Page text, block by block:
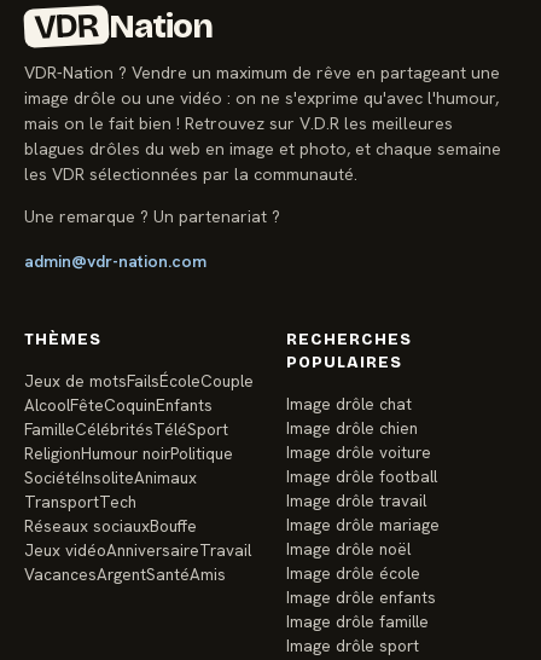
VDR Nation
VDR-Nation ? Vendre un maximum de rêve en partageant une
image drôle ou une vidéo : on ne s'exprime qu'avec l'humour,
mais on le fait bien ! Retrouvez sur V.D.R les meilleures
blagues drôles du web en image et photo, et chaque semaine
les VDR sélectionnées par la communauté.
Une remarque ? Un partenariat ?
admin@vdr-nation.com
THÈMES
Jeux de motsFailsÉcoleCouple
AlcoolFêteCoquinEnfants
FamilleCélébritésTéléSport
ReligionHumour noirPolitique
SociétéInsoliteAnimaux
TransportTech
Réseaux sociauxBouffe
Jeux vidéoAnniversaireTravail
VacancesArgentSantéAmis
RECHERCHES
POPULAIRES
Image drôle chat
Image drôle chien
Image drôle voiture
Image drôle football
Image drôle travail
Image drôle mariage
Image drôle noël
Image drôle école
Image drôle enfants
Image drôle famille
Image drôle sport